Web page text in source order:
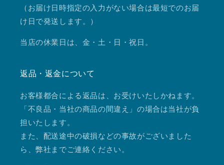
（お届け日時指定の入力がない場合は最短でのお届
け日で発送します。）
当店の休業日は、金・土・日・祝日。
返品・返金について
お客様都合による返品は、お受けいたしかねます。
「不良品・当社の商品の間違え」の場合は当社が負
担いたします。
また、配送途中の破損などの事故がございました
ら、弊社までご連絡ください。